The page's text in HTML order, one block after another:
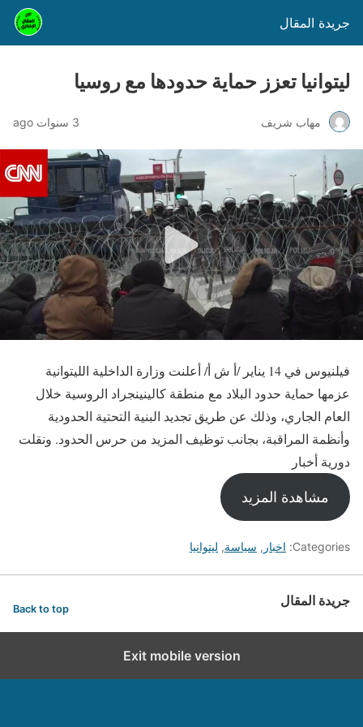
جريدة المقال
ليتوانيا تعزز حماية حدودها مع روسيا
مهاب شريف 3 سنوات ago
فيلنيوس في 14 يناير /أ ش أ/ أعلنت وزارة الداخلية الليتوانية
عزمها حماية حدود البلاد مع منطقة كالينينجراد الروسية خلال
العام الجاري، وذلك عن طريق تجديد البنية التحتية الحدودية
وأنظمة المراقبة، بجانب توظيف المزيد من حرس الحدود. ونقلت
دورية أخبار
مشاهدة المزيد
Categories: اخبار , سياسة, ليتوانيا
جريدة المقال Back to top
Exit mobile version